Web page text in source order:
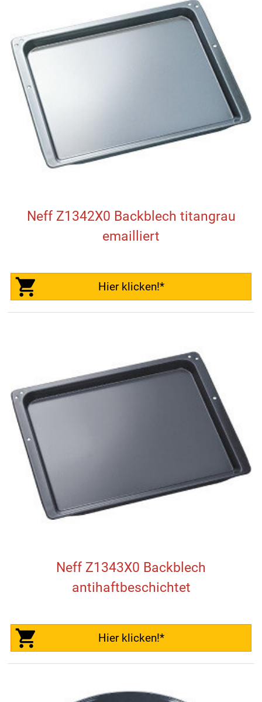
Neff Z1342X0 Backblech titangrau
emailliert
Hier klicken!*
Neff Z1343X0 Backblech
antihaftbeschichtet
Hier klicken!*